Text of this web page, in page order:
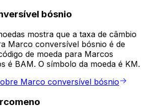
bósnio
mostra que a taxa de câmbio
Marco conversível bósnio é de
de moeda para Marcos
é BAM. O símbolo da moeda é KM.
Marco conversível bósnio